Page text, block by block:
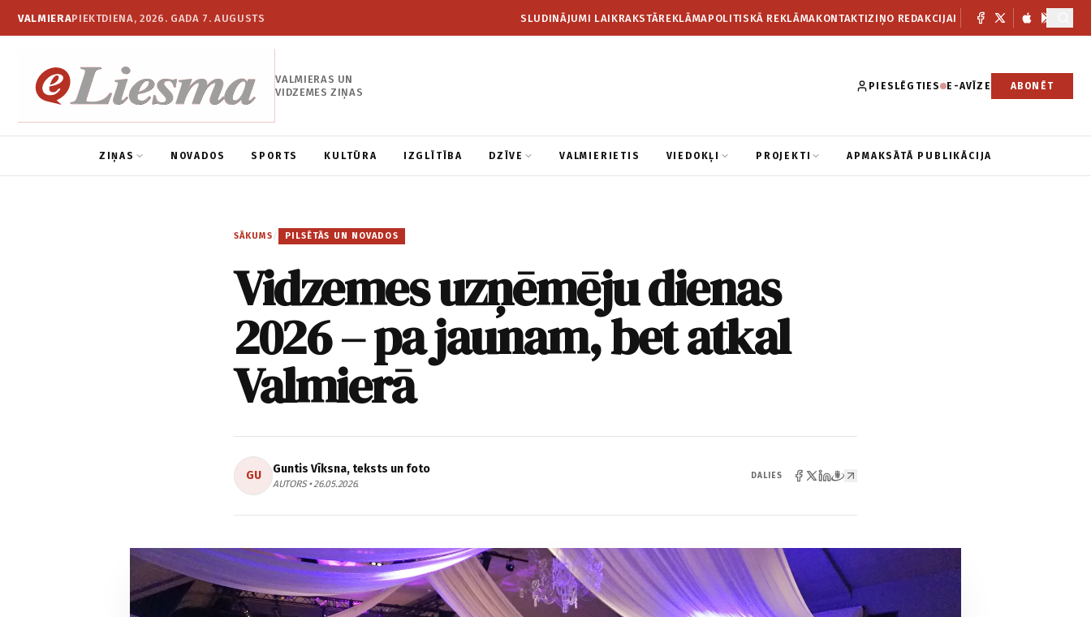
VALMIERAPIEKTDIENA, 2026. GADA 7. AUGUSTS SLUDINĀJUMI LAIKRAKSTĀREKLĀMAPOLITISKĀ REKLĀMAKONTAKTIZIŅO REDAKCIJAI
VALMIERAS UN
VIDZEMES ZIŅAS
PIESLĒGTIES E-AVĪZE ABONĒT
ZIŅAS NOVADOS SPORTS KULTŪRA IZGLĪTĪBA DZĪVE VALMIERIETIS VIEDOKĻI PROJEKTI APMAKSĀTĀ PUBLIKĀCIJA
SĀKUMS / PILSĒTĀS UN NOVADOS
Vidzemes uzņēmēju dienas
2026 – pa jaunam, bet atkal
Valmierā
GU Guntis Vīksna, teksts un foto
AUTORS • 26.05.2026.
DALIES